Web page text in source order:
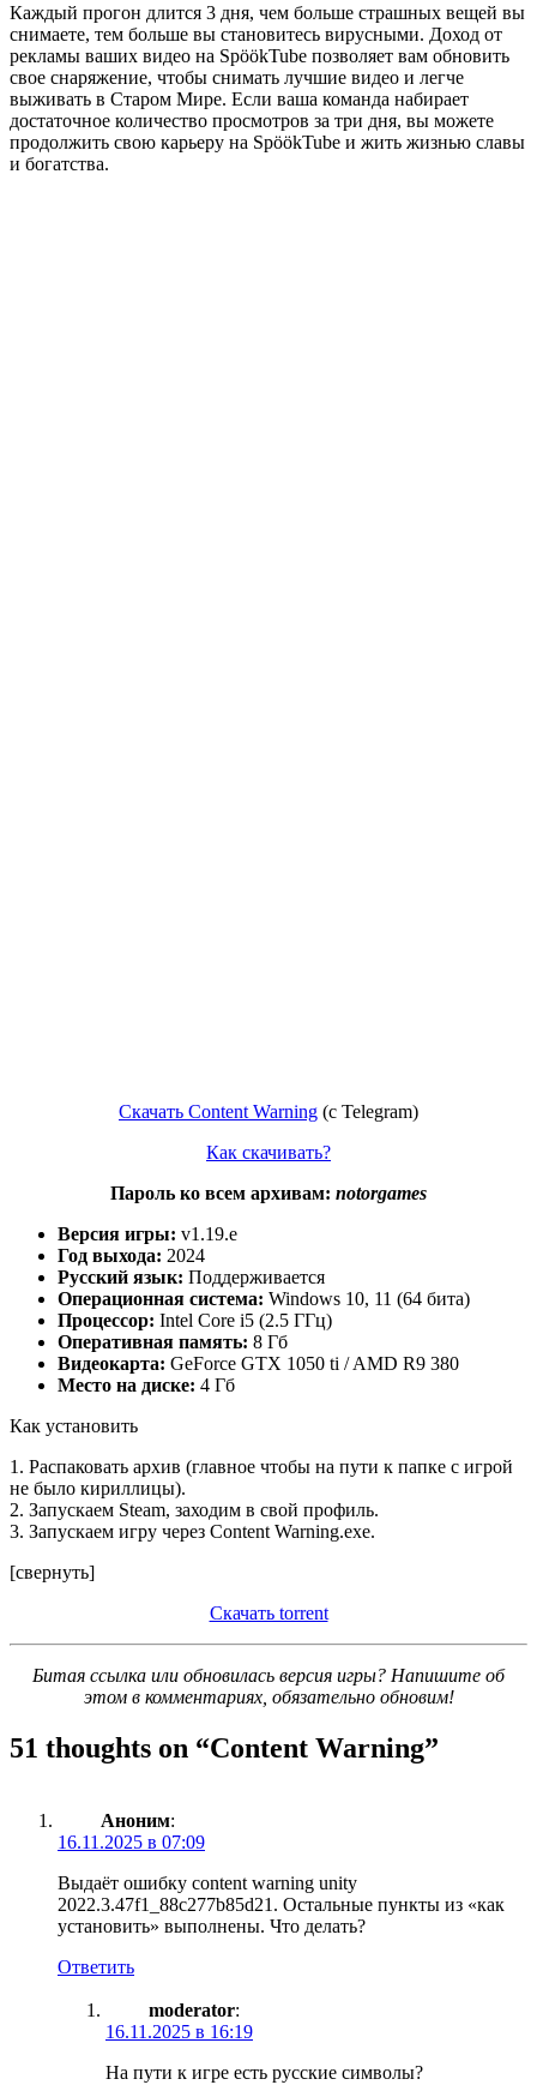
Каждый прогон длится 3 дня, чем больше страшных вещей вы
снимаете, тем больше вы становитесь вирусными. Доход от
рекламы ваших видео на SpöökTube позволяет вам обновить
свое снаряжение, чтобы снимать лучшие видео и легче
выживать в Старом Мире. Если ваша команда набирает
достаточное количество просмотров за три дня, вы можете
продолжить свою карьеру на SpöökTube и жить жизнью славы
и богатства.
Скачать Content Warning (c Telegram)
Как скачивать?
Пароль ко всем архивам: notorgames
Версия игры: v1.19.e
Год выхода: 2024
Русский язык: Поддерживается
Операционная система: Windows 10, 11 (64 бита)
Процессор: Intel Core i5 (2.5 ГГц)
Оперативная память: 8 Гб
Видеокарта: GeForce GTX 1050 ti / AMD R9 380
Место на диске: 4 Гб
Как установить
1. Распаковать архив (главное чтобы на пути к папке с игрой
не было кириллицы).
2. Запускаем Steam, заходим в свой профиль.
3. Запускаем игру через Content Warning.exe.
[свернуть]
Скачать torrent
Битая ссылка или обновилась версия игры? Напишите об
этом в комментариях, обязательно обновим!
51 thoughts on “Content Warning”
Аноним:
16.11.2025 в 07:09
Выдаёт ошибку content warning unity
2022.3.47f1_88c277b85d21. Остальные пункты из «как
установить» выполнены. Что делать?
Ответить
moderator:
16.11.2025 в 16:19
На пути к игре есть русские символы?